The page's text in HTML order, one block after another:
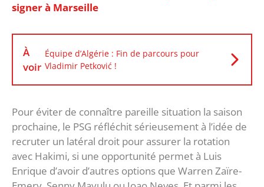
signer à Marseille
À
voir
Équipe d’Algérie : Fin de parcours pour
Vladimir Petković !
Pour éviter de connaître pareille situation la saison
prochaine, le PSG réfléchit sérieusement à l’idée de
recruter un latéral droit pour assurer la rotation
avec Hakimi, si une opportunité permet à Luis
Enrique d’avoir d’autres options que Warren Zaïre-